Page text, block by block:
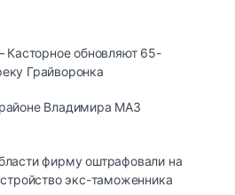
Касторное обновляют 65-
Грайворонка
Владимира МАЗ
фирму оштрафовали на
экс-таможенника